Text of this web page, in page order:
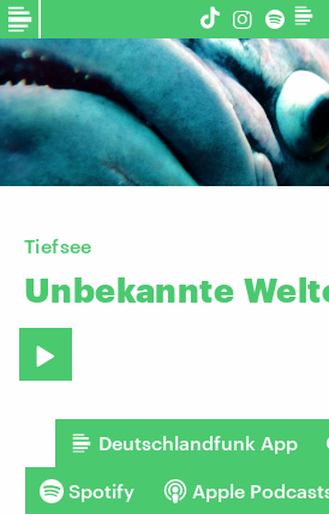
Tiefsee
Unbekannte
Deutschlandfunk App
Spotify Apple